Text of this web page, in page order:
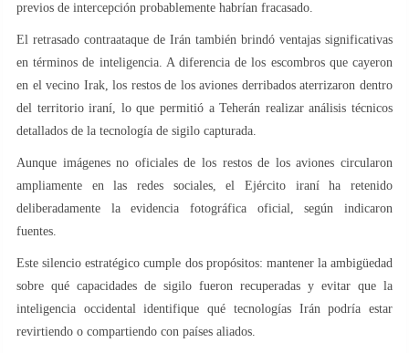
previos de intercepción probablemente habrían fracasado.
El retrasado contraataque de Irán también brindó ventajas significativas
en términos de inteligencia. A diferencia de los escombros que cayeron
en el vecino Irak, los restos de los aviones derribados aterrizaron dentro
del territorio iraní, lo que permitió a Teherán realizar análisis técnicos
detallados de la tecnología de sigilo capturada.
Aunque imágenes no oficiales de los restos de los aviones circularon
ampliamente en las redes sociales, el Ejército iraní ha retenido
deliberadamente la evidencia fotográfica oficial, según indicaron
fuentes.
Este silencio estratégico cumple dos propósitos: mantener la ambigüedad
sobre qué capacidades de sigilo fueron recuperadas y evitar que la
inteligencia occidental identifique qué tecnologías Irán podría estar
revirtiendo o compartiendo con países aliados.